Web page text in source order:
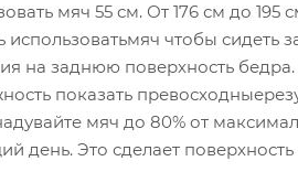
мяч 55 см. От 176 см до 195
чтобы сидеть
на заднюю поверхность бедра.
показать
мяч до 80% от
день. Это сделает